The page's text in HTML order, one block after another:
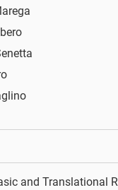
and Translational